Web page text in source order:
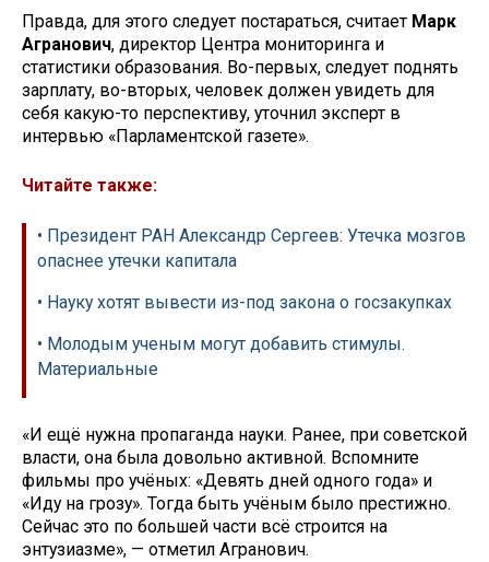
Правда, для этого следует постараться, считает Марк
Агранович, директор Центра мониторинга и
статистики образования. Во-первых, следует поднять
зарплату, во-вторых, человек должен увидеть для
себя какую-то перспективу, уточнил эксперт в
интервью «Парламентской газете».
Читайте также:
• Президент РАН Александр Сергеев: Утечка мозгов
опаснее утечки капитала
• Науку хотят вывести из-под закона о госзакупках
• Молодым ученым могут добавить стимулы.
Материальные
«И ещё нужна пропаганда науки. Ранее, при советской
власти, она была довольно активной. Вспомните
фильмы про учёных: «Девять дней одного года» и
«Иду на грозу». Тогда быть учёным было престижно.
Сейчас это по большей части всё строится на
энтузиазме», — отметил Агранович.